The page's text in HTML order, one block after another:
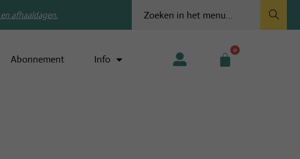
afhaaldagen.
Abonnement Info
0